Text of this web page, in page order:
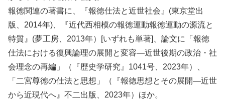
報徳関連の著書に、『報徳仕法と近世社会』(東京堂出
版、2014年)、『近代西相模の報徳運動報徳運動の源流と
特質』(夢工房、2013年）[いずれも単著]、論文に「報徳
仕法における復興論理の展開と変容―近世後期の政治・社
会理念の再編」（『歴史学研究』1041号、2023年）、
「二宮尊徳の仕法と思想」（『報徳思想とその展開―近世
から近現代へ』不二出版、2023年）ほか。